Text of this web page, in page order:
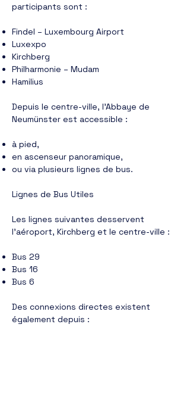
participants sont :
Findel – Luxembourg Airport
Luxexpo
Kirchberg
Philharmonie – Mudam
Hamilius
Depuis le centre-ville, l’Abbaye de
Neumünster est accessible :
à pied,
en ascenseur panoramique,
ou via plusieurs lignes de bus.
Lignes de Bus Utiles
Les lignes suivantes desservent
l’aéroport, Kirchberg et le centre-ville :
Bus 29
Bus 16
Bus 6
Des connexions directes existent
également depuis :